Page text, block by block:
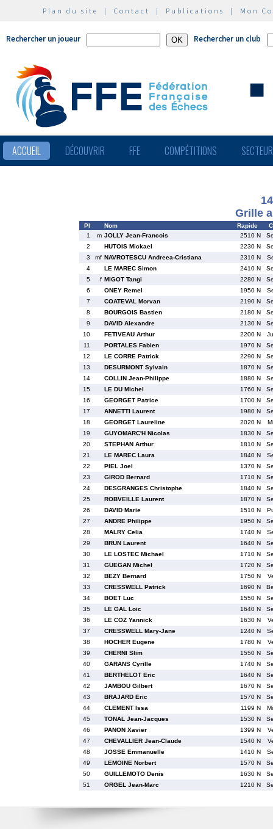
Plan du site | Contact | Publications | Mon
Rechercher un joueur Rechercher un club
ACCUEIL DÉCOUVRIR FFE COMPÉTITIONS
Grille
Pl Nom Rapide
1
m JOLLY Jean-Francois 2510 N
2
HUTOIS Mickael 2230 N
3
mf NAVROTESCU Andreea-Cristiana 2310 N
4
LE MAREC Simon 2410 N
5
f MIGOT Tangi 2280 N
6
ONEY Remel 1950 N
7
COATEVAL Morvan 2190 N
8
BOURGOIS Bastien 2180 N
9
DAVID Alexandre 2130 N
10
FETIVEAU Arthur 2200 N
11
PORTALES Fabien 1970 N
12
LE CORRE Patrick 2290 N
13
DESURMONT Sylvain 1870 N
14
COLLIN Jean-Philippe 1880 N
15
LE DU Michel 1760 N
16
GEORGET Patrice 1700 N
17
ANNETTI Laurent 1980 N
18
GEORGET Laureline 2020 N
19
GUYOMARC'H Nicolas 1830 N
20
STEPHAN Arthur 1810 N
21
LE MAREC Laura 1840 N
22
PIEL Joel 1370 N
23
GIROD Bernard 1710 N
24
DESGRANGES Christophe 1840 N
25
ROBVEILLE Laurent 1870 N
26
DAVID Marie 1510 N
27
ANDRE Philippe 1950 N
28
MALRY Celia 1740 N
29
BRUN Laurent 1640 N
30
LE LOSTEC Michael 1710 N
31
GUEGAN Michel 1720 N
32
BEZY Bernard 1750 N
33
CRESSWELL Patrick 1690 N
34
BOET Luc 1550 N
35
LE GAL Loic 1640 N
36
LE COZ Yannick 1630 N
37
CRESSWELL Mary-Jane 1240 N
38
HOCHER Eugene 1780 N
39
CHERNI Slim 1550 N
40
GARANS Cyrille 1740 N
41
BERTHELOT Eric 1640 N
42
JAMBOU Gilbert 1670 N
43
BRAJARD Eric 1570 N
44
CLEMENT Issa 1199 N
45
TONAL Jean-Jacques 1530 N
46
PANON Xavier 1399 N
47
CHEVALLIER Jean-Claude 1540 N
48
JOSSE Emmanuelle 1410 N
49
LEMOINE Norbert 1570 N
50
GUILLEMOTO Denis 1630 N
51
ORGEL Jean-Marc 1210 N